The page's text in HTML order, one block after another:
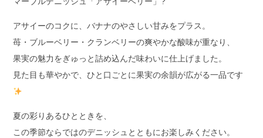
アサイーのコクに、バナナのやさしい甘みをプラス。
苺・ブルーベリー・クランベリーの爽やかな酸味が重なり、
果実の魅力をぎゅっと詰め込んだ味わいに仕上げました。
見た目も華やかで、ひと口ごとに果実の余韻が広がる一品です
夏の彩りあるひとときを、
この季節ならではのデニッシュとともにお楽しみください。